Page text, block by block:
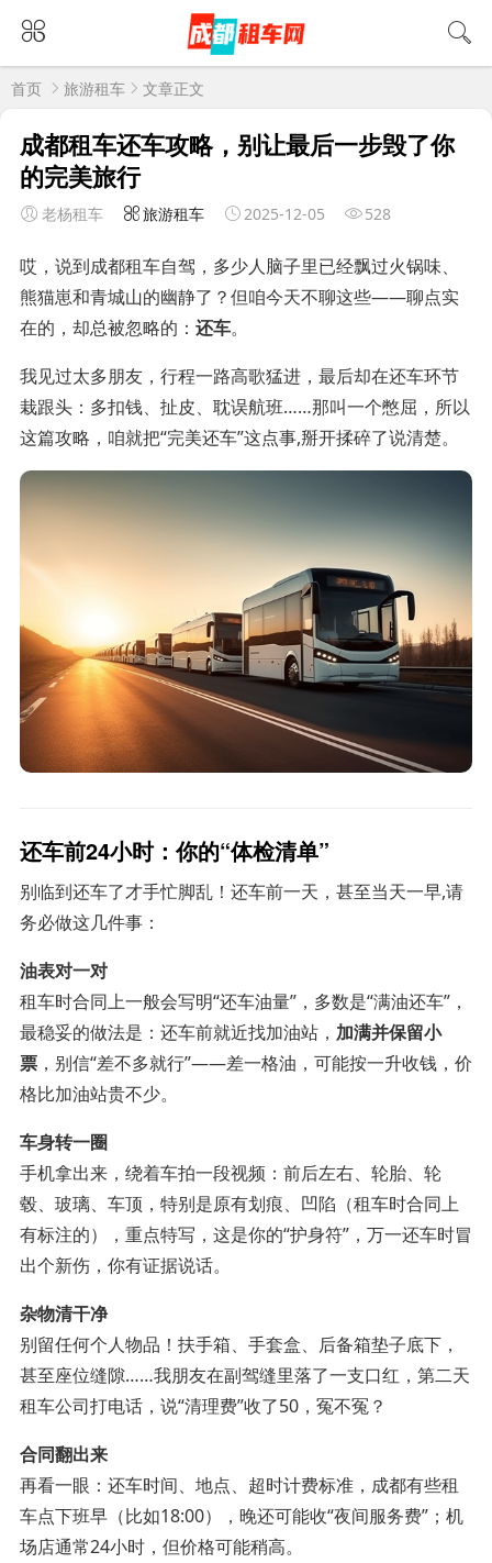
首页 旅游租车 文章正文
成都租车还车攻略，别让最后一步毁了你
的完美旅行
老杨租车 旅游租车 2025-12-05 528
哎，说到成都租车自驾，多少人脑子里已经飘过火锅味、
熊猫崽和青城山的幽静了？但咱今天不聊这些——聊点实
在的，却总被忽略的： 还车。
我见过太多朋友，行程一路高歌猛进，最后却在还车环节
栽跟头：多扣钱、扯皮、耽误航班……那叫一个憋屈，所以
这篇攻略，咱就把“完美还车”这点事,掰开揉碎了说清楚。
还车前24小时：你的“体检清单”
别临到还车了才手忙脚乱！还车前一天，甚至当天一早,请
务必做这几件事：
油表对一对
租车时合同上一般会写明“还车油量”，多数是“满油还车”，
最稳妥的做法是：还车前就近找加油站， 加满并保留小
票，别信“差不多就行”——差一格油，可能按一升收钱，价
格比加油站贵不少。
车身转一圈
手机拿出来，绕着车拍一段视频：前后左右、轮胎、轮
毂、玻璃、车顶，特别是原有划痕、凹陷（租车时合同上
有标注的），重点特写，这是你的“护身符”，万一还车时冒
出个新伤，你有证据说话。
杂物清干净
别留任何个人物品！扶手箱、手套盒、后备箱垫子底下，
甚至座位缝隙……我朋友在副驾缝里落了一支口红，第二天
租车公司打电话，说“清理费”收了50，冤不冤？
合同翻出来
再看一眼：还车时间、地点、超时计费标准，成都有些租
车点下班早（比如18:00），晚还可能收“夜间服务费”；机
场店通常24小时，但价格可能稍高。